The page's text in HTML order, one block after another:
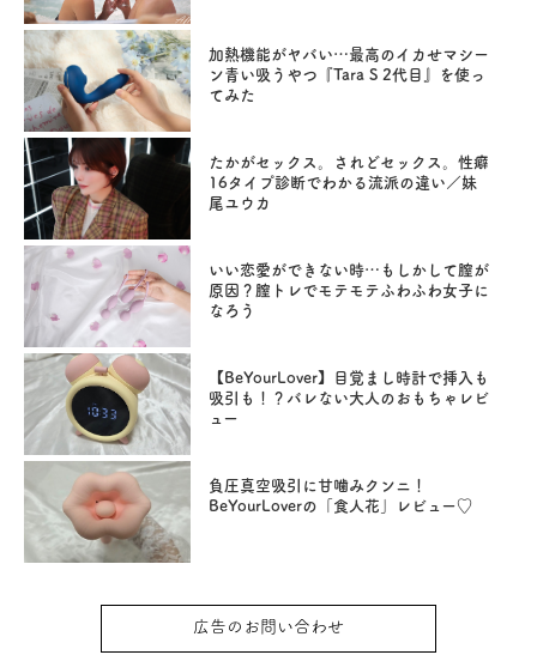
加熱機能がヤバい…最高のイカせマシー
ン青い吸うやつ『Tara S 2代目』を使っ
てみた
たかがセックス。されどセックス。性癖
16タイプ診断でわかる流派の違い／妹
尾ユウカ
いい恋愛ができない時…もしかして膣が
原因？膣トレでモテモテふわふわ女子に
なろう
【BeYourLover】目覚まし時計で挿入も
吸引も！？バレない大人のおもちゃレビ
ュー
負圧真空吸引に甘噛みクンニ！
BeYourLoverの「食人花」レビュー♡
広告のお問い合わせ